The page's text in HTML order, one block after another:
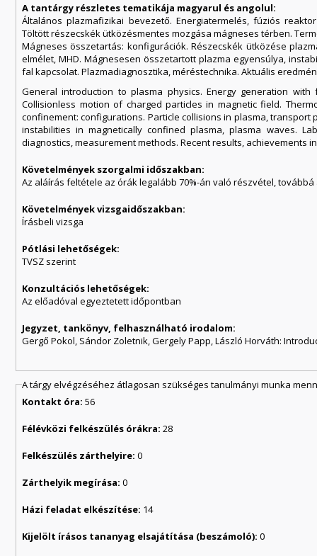
A tantárgy részletes tematikája magyarul és angolul:
Általános plazmafizikai bevezető. Energiatermelés, fúziós
Töltött részecskék ütközésmentes mozgása mágneses térben.
Mágneses összetartás: konfigurációk. Részecskék ütközése
elmélet, MHD. Mágnesesen összetartott plazma egyensúlya,
fal kapcsolat. Plazmadiagnosztika, méréstechnika. Aktuális
General introduction to plasma physics. Energy generation
Collisionless motion of charged particles in magnetic field.
confinement: configurations. Particle collisions in plasma,
instabilities in magnetically confined plasma, plasma waves.
diagnostics, measurement methods. Recent results, achievements
Követelmények szorgalmi időszakban:
Az aláírás feltétele az órák legalább 70%-án való részvétel,
Követelmények vizsgaidőszakban:
Írásbeli vizsga
Pótlási lehetőségek:
TVSZ szerint
Konzultációs lehetőségek:
Az előadóval egyeztetett időpontban
Jegyzet, tankönyv, felhasználható irodalom:
Gergő Pokol, Sándor Zoletnik, Gergely Papp, László Horváth:
A tárgy elvégzéséhez átlagosan szükséges tanulmányi munka
Kontakt óra:56
Félévközi felkészülés órákra:28
Felkészülés zárthelyire:0
Zárthelyik megírása:0
Házi feladat elkészítése: 14
Kijelölt írásos tananyag elsajátítása (beszámoló):0